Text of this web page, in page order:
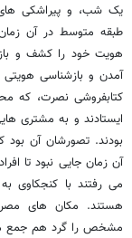
یک شب، و پیراشکی های
طبقه متوسط در آن
هویت خود را کشف و
آمدن و بازشناسی
کتابفروشی نصرت، که
ایستادند و به مشتری
بودند. تصورشان آن
آن زمان جایی نبود تا
می رفتند با کنجکاوی
هستند. مکان های
مشخص را گرد هم جمع